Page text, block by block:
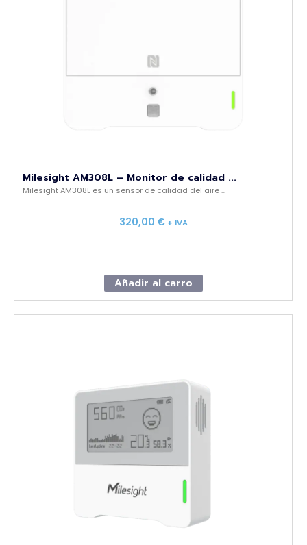
Milesight AM308L – Monitor de calidad ...
Milesight AM308L es un sensor de calidad del aire ...
320,00 € + IVA
Añadir al carro